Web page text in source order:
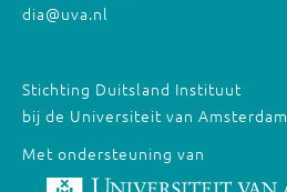
dia@uva.nl
Stichting Duitsland Instituut
bij de Universiteit van Amsterdam
Met ondersteuning van